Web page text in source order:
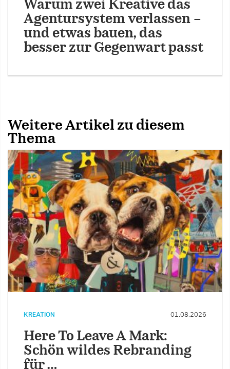
Warum zwei Kreative das
Agentursystem verlassen –
und etwas bauen, das
besser zur Gegenwart passt
Weitere Artikel zu diesem
Thema
KREATION 01.08.2026
Here To Leave A Mark:
Schön wildes Rebranding
für …